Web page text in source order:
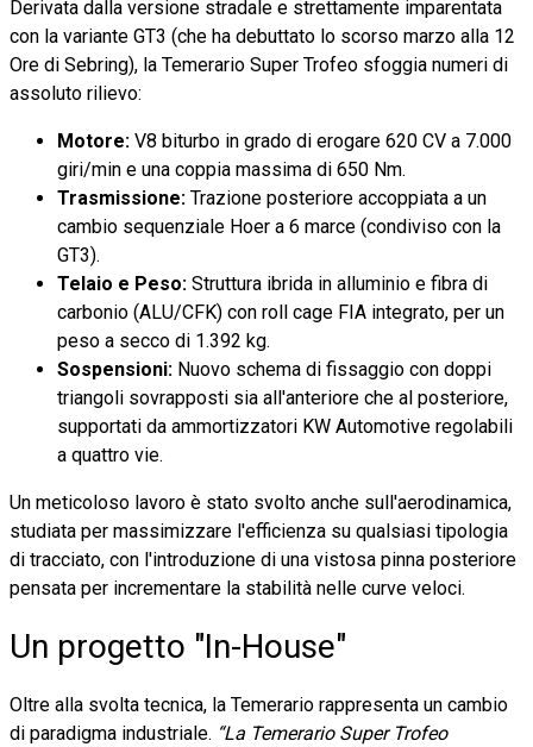
Derivata dalla versione stradale e strettamente imparentata
con la variante GT3 (che ha debuttato lo scorso marzo alla 12
Ore di Sebring), la Temerario Super Trofeo sfoggia numeri di
assoluto rilievo:
Motore: V8 biturbo in grado di erogare 620 CV a 7.000
giri/min e una coppia massima di 650 Nm.
Trasmissione: Trazione posteriore accoppiata a un
cambio sequenziale Hoer a 6 marce (condiviso con la
GT3).
Telaio e Peso: Struttura ibrida in alluminio e fibra di
carbonio (ALU/CFK) con roll cage FIA integrato, per un
peso a secco di 1.392 kg.
Sospensioni: Nuovo schema di fissaggio con doppi
triangoli sovrapposti sia all'anteriore che al posteriore,
supportati da ammortizzatori KW Automotive regolabili
a quattro vie.
Un meticoloso lavoro è stato svolto anche sull'aerodinamica,
studiata per massimizzare l'efficienza su qualsiasi tipologia
di tracciato, con l'introduzione di una vistosa pinna posteriore
pensata per incrementare la stabilità nelle curve veloci.
Un progetto "In-House"
Oltre alla svolta tecnica, la Temerario rappresenta un cambio
di paradigma industriale. “La Temerario Super Trofeo